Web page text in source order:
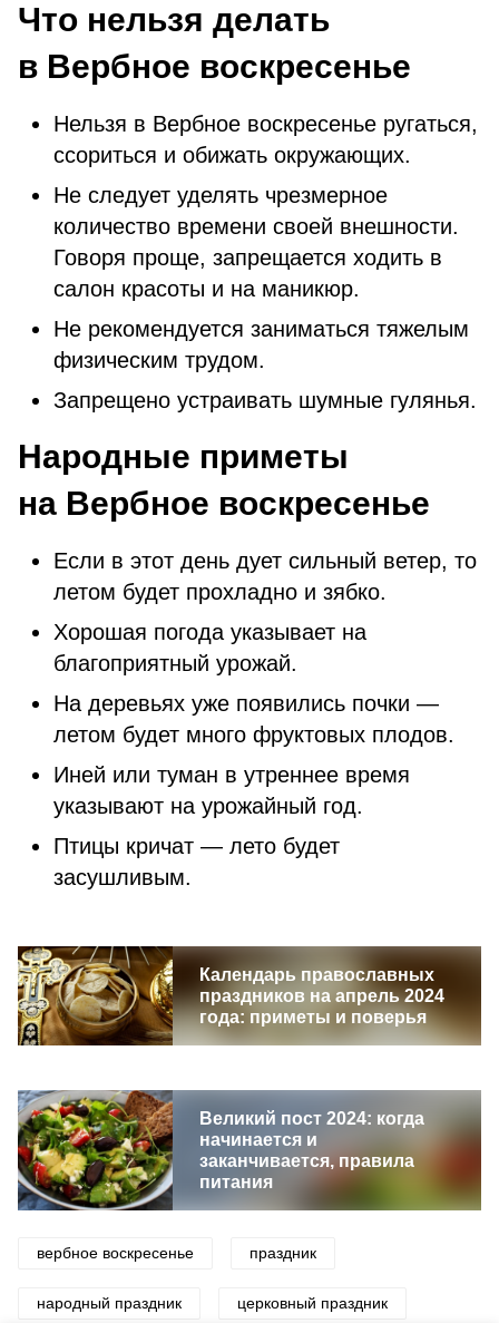
Что нельзя делать
в Вербное воскресенье
Нельзя в Вербное воскресенье ругаться,
ссориться и обижать окружающих.
Не следует уделять чрезмерное
количество времени своей внешности.
Говоря проще, запрещается ходить в
салон красоты и на маникюр.
Не рекомендуется заниматься тяжелым
физическим трудом.
Запрещено устраивать шумные гулянья.
Народные приметы
на Вербное воскресенье
Если в этот день дует сильный ветер, то
летом будет прохладно и зябко.
Хорошая погода указывает на
благоприятный урожай.
На деревьях уже появились почки —
летом будет много фруктовых плодов.
Иней или туман в утреннее время
указывают на урожайный год.
Птицы кричат — лето будет
засушливым.
Календарь православных
праздников на апрель 2024
года: приметы и поверья
Великий пост 2024: когда
начинается и
заканчивается, правила
питания
вербное воскресенье праздник
народный праздник церковный праздник